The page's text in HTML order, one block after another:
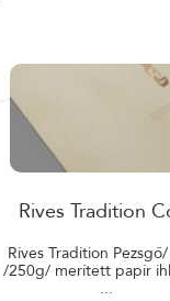
Rives Tradition
Rives Tradition
/250g/ merített papír
...